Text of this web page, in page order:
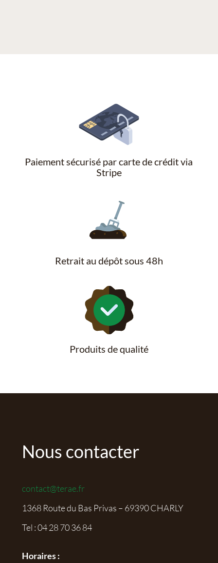
Paiement sécurisé par carte de crédit via
Stripe
Retrait au dépôt sous 48h
Produits de qualité
Nous contacter
contact@terae.fr
1368 Route du Bas Privas – 69390 CHARLY
Tel :04 28 70 36 84
Horaires :